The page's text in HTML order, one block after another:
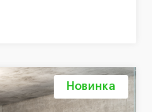
Новинка